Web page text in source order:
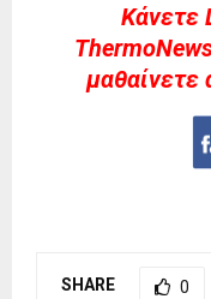
Kάνετε
μαθαίνετε
SHARE 0